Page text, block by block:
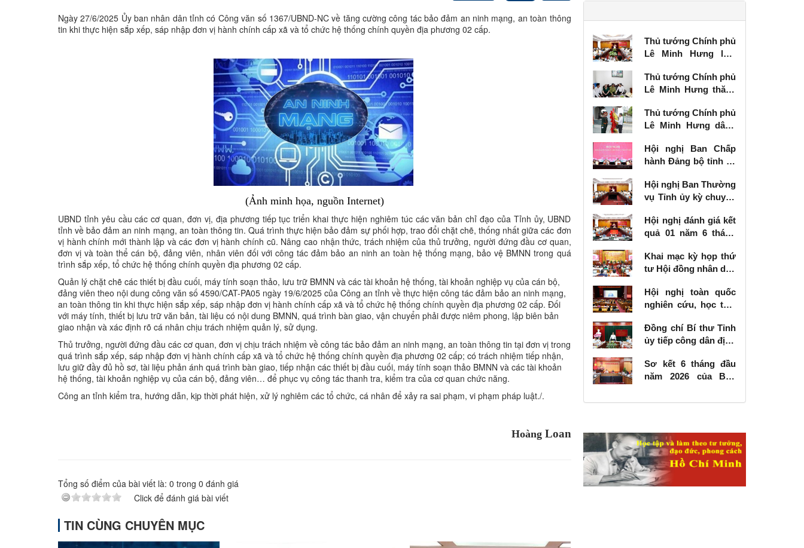
Ngày 27/6/2025 Ủy ban nhân dân tỉnh có Công văn số 1367/UBND-NC về tăng cường công tác bảo đảm an ninh mạng, an toàn thông
tin khi thực hiện sắp xếp, sáp nhập đơn vị hành chính cấp xã và tổ chức hệ thống chính quyền địa phương 02 cấp.
(Ảnh minh họa, nguồn Internet)
UBND tỉnh yêu cầu các cơ quan, đơn vị, địa phương tiếp tục triển khai thực hiện nghiêm túc các văn bản chỉ đạo của Tỉnh ủy, UBND
tỉnh về bảo đảm an ninh mạng, an toàn thông tin. Quá trình thực hiện bảo đảm sự phối hợp, trao đổi chặt chẽ, thống nhất giữa các đơn
vị hành chính mới thành lập và các đơn vị hành chính cũ. Nâng cao nhận thức, trách nhiệm của thủ trưởng, người đứng đầu cơ quan,
đơn vị và toàn thể cán bộ, đảng viên, nhân viên đối với công tác đảm bảo an ninh an toàn hệ thống mạng, bảo vệ BMNN trong quá
trình sắp xếp, tổ chức hệ thống chính quyền địa phương 02 cấp.
Quản lý chặt chẽ các thiết bị đầu cuối, máy tính soạn thảo, lưu trữ BMNN và các tài khoản hệ thống, tài khoản nghiệp vụ của cán bộ,
đảng viên theo nội dung công văn số 4590/CAT-PA05 ngày 19/6/2025 của Công an tỉnh về thực hiện công tác đảm bảo an ninh mạng,
an toàn thông tin khi thực hiện sắp xếp, sáp nhập đơn vị hành chính cấp xã và tổ chức hệ thống chính quyền địa phương 02 cấp. Đối
với máy tính, thiết bị lưu trữ văn bản, tài liệu có nội dung BMNN, quá trình bàn giao, vận chuyển phải được niêm phong, lập biên bản
giao nhận và xác định rõ cá nhân chịu trách nhiệm quản lý, sử dụng.
Thủ trưởng, người đứng đầu các cơ quan, đơn vị chịu trách nhiệm về công tác bảo đảm an ninh mạng, an toàn thông tin tại đơn vị trong
quá trình sắp xếp, sáp nhập đơn vị hành chính cấp xã và tổ chức hệ thống chính quyền địa phương 02 cấp; có trách nhiệm tiếp nhận,
lưu giữ đầy đủ hồ sơ, tài liệu phản ánh quá trình bàn giao, tiếp nhận các thiết bị đầu cuối, máy tính soạn thảo BMNN và các tài khoản
hệ thống, tài khoản nghiệp vụ của cán bộ, đảng viên… để phục vụ công tác thanh tra, kiểm tra của cơ quan chức năng.
Công an tỉnh kiểm tra, hướng dẫn, kịp thời phát hiện, xử lý nghiêm các tổ chức, cá nhân để xảy ra sai phạm, vi phạm pháp luật./.
HoàngLoan
Tổng số điểm của bài viết là: 0 trong 0 đánh giá
Click để đánh giá bài viết
TIN CÙNG CHUYÊN MỤC
Thủ tướng Chính phủ
Lê Minh Hưng làm
vụ Tỉnh ủy Lạng Sơn
Thủ tướng Chính phủ
Lê Minh Hưng thăm,
binh tại Lạng Sơn
Thủ tướng Chính phủ
Lê Minh Hưng dâng
các Anh hùng liệt sĩ
tại Lạng Sơn
Hội nghị Ban Chấp
hành Đảng bộ tỉnh kỳ
Hội nghị Ban Thường
vụ Tỉnh ủy kỳ chuyên
Hội nghị đánh giá kết
quả 01 năm 6 tháng
số 57-NQ/TW
Khai mạc kỳ họp thứ
tư Hội đồng nhân dân
kỳ 2026 - 2031
Hội nghị toàn quốc
nghiên cứu, học tập,
khai thực hiện Nghị
quyết số 10-NQ/TW
phát triển kinh tế có
vốn đầu tư nước
Đồng chí Bí thư Tỉnh
ủy tiếp công dân định
Sơ kết 6 tháng đầu
năm 2026 của Ban
các công trình, dự án
giao thông vận tải